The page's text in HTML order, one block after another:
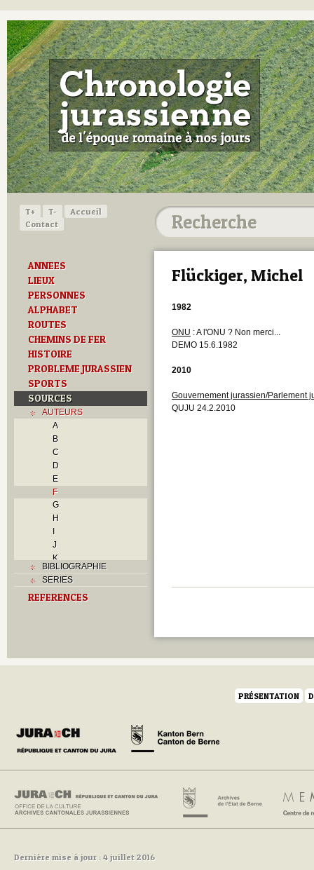
T+ T-
Accueil
Contact
ANNEES
LIEUX
PERSONNES
ALPHABET
ROUTES
CHEMINS DE FER
HISTOIRE
PROBLEME JURASSIEN
SPORTS
SOURCES
AUTEURS
A
B
C
D
E
F
G
H
I
J
K
L
M
N
S
Y
BIBLIOGRAPHIE
SERIES
REFERENCES
Flückiger, Michel
1982
ONU : A l'ONU ? Non merci...
DEMO 15.6.1982
2010
Gouvernement jurassien/Parlement
QUJU 24.2.2010
PRÉSENTATION
Dernière mise à jour : 4 juillet 2016